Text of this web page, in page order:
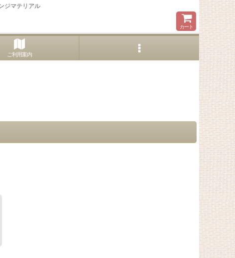
ジマテリアル
カート
ご利用案内